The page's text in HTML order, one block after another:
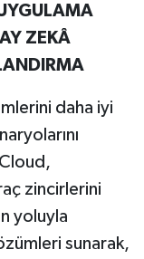
ZEKÂ
daha iyi
zincirlerini
yoluyla
sunarak,